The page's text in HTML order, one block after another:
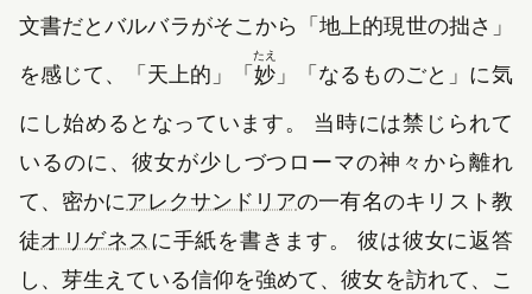
文書だとバルバラがそこから
「地上的現世の拙さ」
を感じて、
「天上的」 「 妙
たえ
」 「なるものごと」 に気
にし始めるとなっています。 当時には禁じられて
いるのに、彼女が少しづつローマの神々から離れ
て、密かにアレクサンドリア（新しいタブで開きま
の一有名のキリスト教
徒オリゲネス （新しいタブで開きます）
に手紙を書きます。 彼は彼女に返答
し、芽生えている信仰を強めて、彼女を訪れて、こ